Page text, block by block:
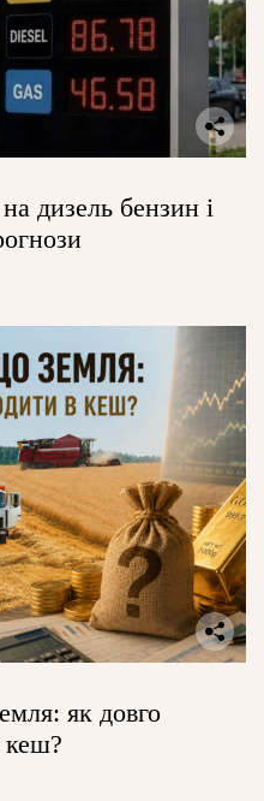
дизель бензин і
як довго
кеш?